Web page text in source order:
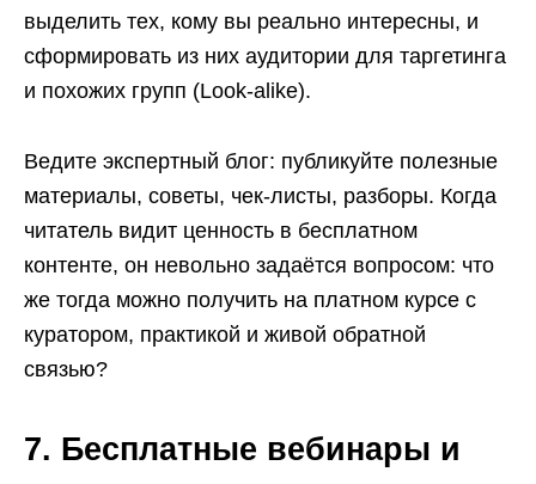
выделить тех, кому вы реально интересны, и
сформировать из них аудитории для таргетинга
и похожих групп (Look-alike).
Ведите экспертный блог: публикуйте полезные
материалы, советы, чек-листы, разборы. Когда
читатель видит ценность в бесплатном
контенте, он невольно задаётся вопросом: что
же тогда можно получить на платном курсе с
куратором, практикой и живой обратной
связью?
7. Бесплатные вебинары и